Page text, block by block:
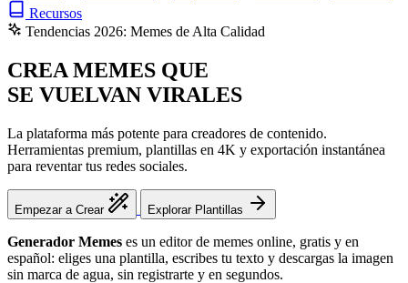
Recursos
Tendencias 2026: Memes de Alta Calidad
CREA MEMES QUE
SE VUELVAN VIRALES
La plataforma más potente para creadores de contenido.
Herramientas premium, plantillas en 4K y exportación instantánea
para reventar tus redes sociales.
Empezar a Crear Explorar Plantillas
Generador Memes es un editor de memes online, gratis y en
español: eliges una plantilla, escribes tu texto y descargas la imagen
sin marca de agua, sin registrarte y en segundos.